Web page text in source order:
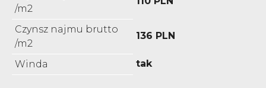
/m2
Czynsz najmu brutto
/m2
136 PLN
Winda tak